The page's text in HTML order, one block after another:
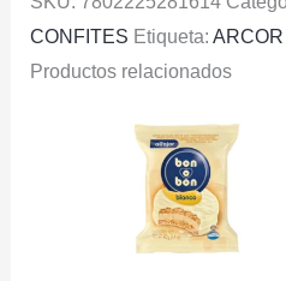
80
ANOS
CONFITES Etiqueta: ARCOR
Productos relacionados